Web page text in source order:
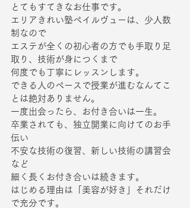
とてもすてきなお仕事です。
エリアきれい塾ペイルヴューは、少人数
制なので
エステが全くの初心者の方でも手取り足
取り、技術が身につくまで
何度でも丁寧にレッスンします。
できる人のペースで授業が進むなんてこ
とは絶対ありません。
一度出会ったら、お付き合いは一生。
卒業されても、独立開業に向けてのお手
伝い
不安な技術の復習、新しい技術の講習会
など
細く長くお付き合いは続きます。
はじめる理由は「美容が好き」それだけ
で充分です。